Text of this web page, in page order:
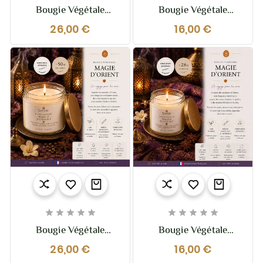
Bougie Végétale
Parfumée L’Absolue
Tonka -210g –
Chaleureuse, Sensuelle
Et Réconfortante
26,00 €
Bougie Végétale
Parfumée L’Absolue
Tonka 110g –
Chaleureuse, Sensuelle
Et Réconfortante
16,00 €
    
Bougie Végétale
Parfumée Magie
D’Orient 210g –
26,00 €
    
Bougie Végétale
Parfumée Magie
D’Orient 110g –
16,00 €